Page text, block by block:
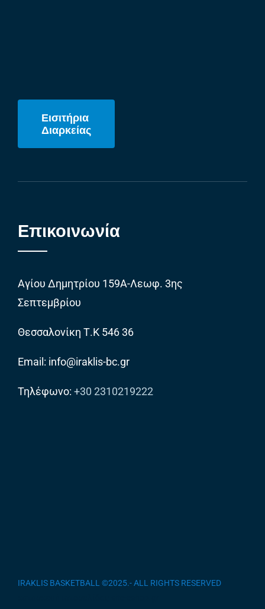
Εισιτήρια
Διαρκείας
Επικοινωνία
Αγίου Δημητρίου 159Α-Λεωφ. 3ης
Σεπτεμβρίου
Θεσσαλονίκη Τ.Κ 546 36
Email: info@iraklis-bc.gr
Τηλέφωνο: +30 2310219222
IRAKLIS BASKETBALL ©2025.- ALL RIGHTS RESERVED